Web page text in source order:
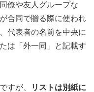
僚や友人グループな
合同で贈る際に使われ
代表者の名前を中央に
は「外一同」と記載す
すが、
リストは別紙に